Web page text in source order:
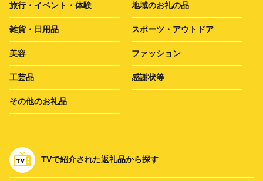
旅行・イベント・体験 地域のお礼の品
雑貨・日用品 スポーツ・アウトドア
美容 ファッション
工芸品 感謝状等
その他のお礼品
TVで紹介された返礼品から探す